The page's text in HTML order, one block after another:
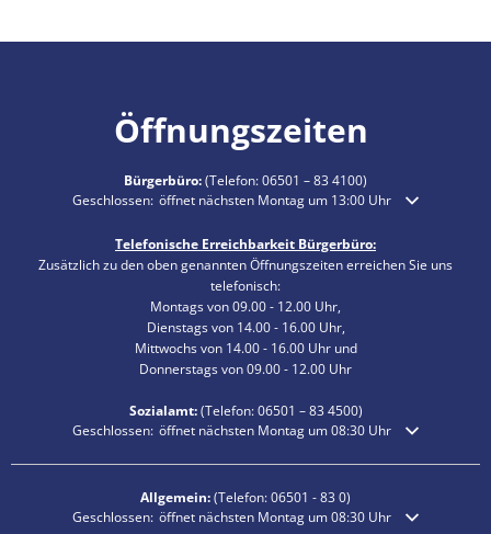
Öffnungszeiten
Bürgerbüro:(Telefon:06501 – 83 4100)
Klicken, um weitere Öffnungs- oder Schließzeiten auszublenden
Geschlossen: öffnet nächsten Montag um 13:00 Uhr
Telefonische Erreichbarkeit Bürgerbüro:
Zusätzlich zu den oben genannten Öffnungszeiten erreichen Sie uns
telefonisch:
Montags von 09.00 - 12.00 Uhr,
Dienstags von 14.00 - 16.00 Uhr,
Mittwochs von 14.00 - 16.00 Uhr und
Donnerstags von 09.00 - 12.00 Uhr
Sozialamt:(Telefon:06501 – 834500)
Klicken, um weitere Öffnungs- oder Schließzeiten auszublenden
Geschlossen: öffnet nächsten Montag um 08:30 Uhr
Allgemein:(Telefon:06501 - 83 0)
Klicken, um weitere Öffnungs- oder Schließzeiten auszublenden
Geschlossen: öffnet nächsten Montag um 08:30 Uhr